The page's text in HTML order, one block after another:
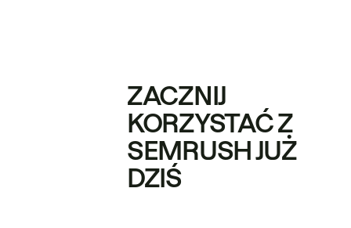
ZACZNIJ
KORZYSTAĆ Z
SEMRUSH JUŻ
DZIŚ